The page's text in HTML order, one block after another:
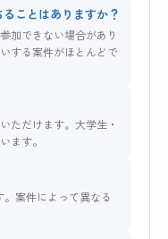
ことはありますか？
加できない場合があり
する案件がほとんどで
ただけます。大学生・
ます。
。案件によって異なる